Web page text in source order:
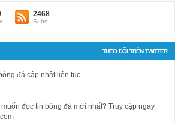
2468
Subs.
THEO DÕI TRÊN TWITTER
đá cập nhật liên tục
muốn đọc tin bóng đá mới nhất? Truy cập ngay